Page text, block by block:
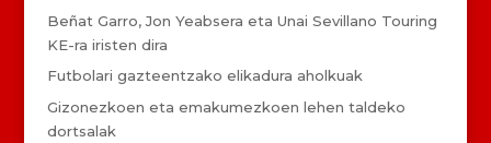
Beñat Garro, Jon Yeabsera eta Unai Sevillano Touring
KE-ra iristen dira
Futbolari gazteentzako elikadura aholkuak
Gizonezkoen eta emakumezkoen lehen taldeko
dortsalak